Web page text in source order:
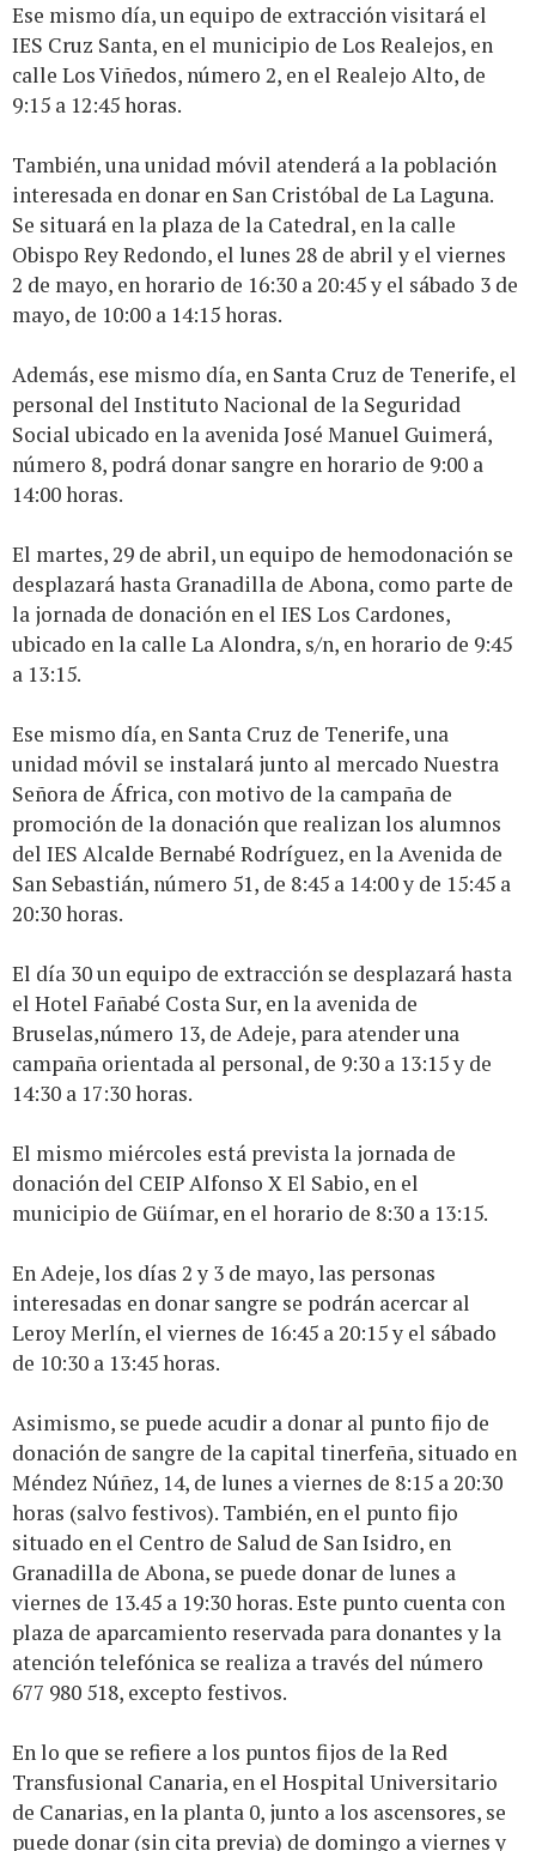
Ese mismo día, un equipo de extracción visitará el
IES Cruz Santa, en el municipio de Los Realejos, en
calle Los Viñedos, número 2, en el Realejo Alto, de
9:15 a 12:45 horas.
También, una unidad móvil atenderá a la población
interesada en donar en San Cristóbal de La Laguna.
Se situará en la plaza de la Catedral, en la calle
Obispo Rey Redondo, el lunes 28 de abril y el viernes
2 de mayo, en horario de 16:30 a 20:45 y el sábado 3 de
mayo, de 10:00 a 14:15 horas.
Además, ese mismo día, en Santa Cruz de Tenerife, el
personal del Instituto Nacional de la Seguridad
Social ubicado en la avenida José Manuel Guimerá,
número 8, podrá donar sangre en horario de 9:00 a
14:00 horas.
El martes, 29 de abril, un equipo de hemodonación se
desplazará hasta Granadilla de Abona, como parte de
la jornada de donación en el IES Los Cardones,
ubicado en la calle La Alondra, s/n, en horario de 9:45
a 13:15.
Ese mismo día, en Santa Cruz de Tenerife, una
unidad móvil se instalará junto al mercado Nuestra
Señora de África, con motivo de la campaña de
promoción de la donación que realizan los alumnos
del IES Alcalde Bernabé Rodríguez, en la Avenida de
San Sebastián, número 51, de 8:45 a 14:00 y de 15:45 a
20:30 horas.
El día 30 un equipo de extracción se desplazará hasta
el Hotel Fañabé Costa Sur, en la avenida de
Bruselas,número 13, de Adeje, para atender una
campaña orientada al personal, de 9:30 a 13:15 y de
14:30 a 17:30 horas.
El mismo miércoles está prevista la jornada de
donación del CEIP Alfonso X El Sabio, en el
municipio de Güímar, en el horario de 8:30 a 13:15.
En Adeje, los días 2 y 3 de mayo, las personas
interesadas en donar sangre se podrán acercar al
Leroy Merlín, el viernes de 16:45 a 20:15 y el sábado
de 10:30 a 13:45 horas.
Asimismo, se puede acudir a donar al punto fijo de
donación de sangre de la capital tinerfeña, situado en
Méndez Núñez, 14, de lunes a viernes de 8:15 a 20:30
horas (salvo festivos). También, en el punto fijo
situado en el Centro de Salud de San Isidro, en
Granadilla de Abona, se puede donar de lunes a
viernes de 13.45 a 19:30 horas. Este punto cuenta con
plaza de aparcamiento reservada para donantes y la
atención telefónica se realiza a través del número
677 980 518, excepto festivos.
En lo que se refiere a los puntos fijos de la Red
Transfusional Canaria, en el Hospital Universitario
de Canarias, en la planta 0, junto a los ascensores, se
puede donar (sin cita previa) de domingo a viernes y